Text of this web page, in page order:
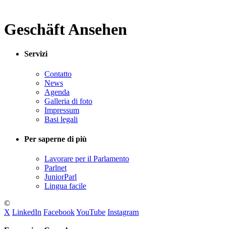
Geschäft Ansehen
Servizi
Contatto
News
Agenda
Galleria di foto
Impressum
Basi legali
Per saperne di più
Lavorare per il Parlamento
Parlnet
JuniorParl
Lingua facile
©
X LinkedIn FacebookYouTube Instagram